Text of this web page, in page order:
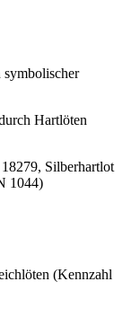
symbolischer
Hartlöten
18279, Silberhartlot
1044)
(Kennzahl